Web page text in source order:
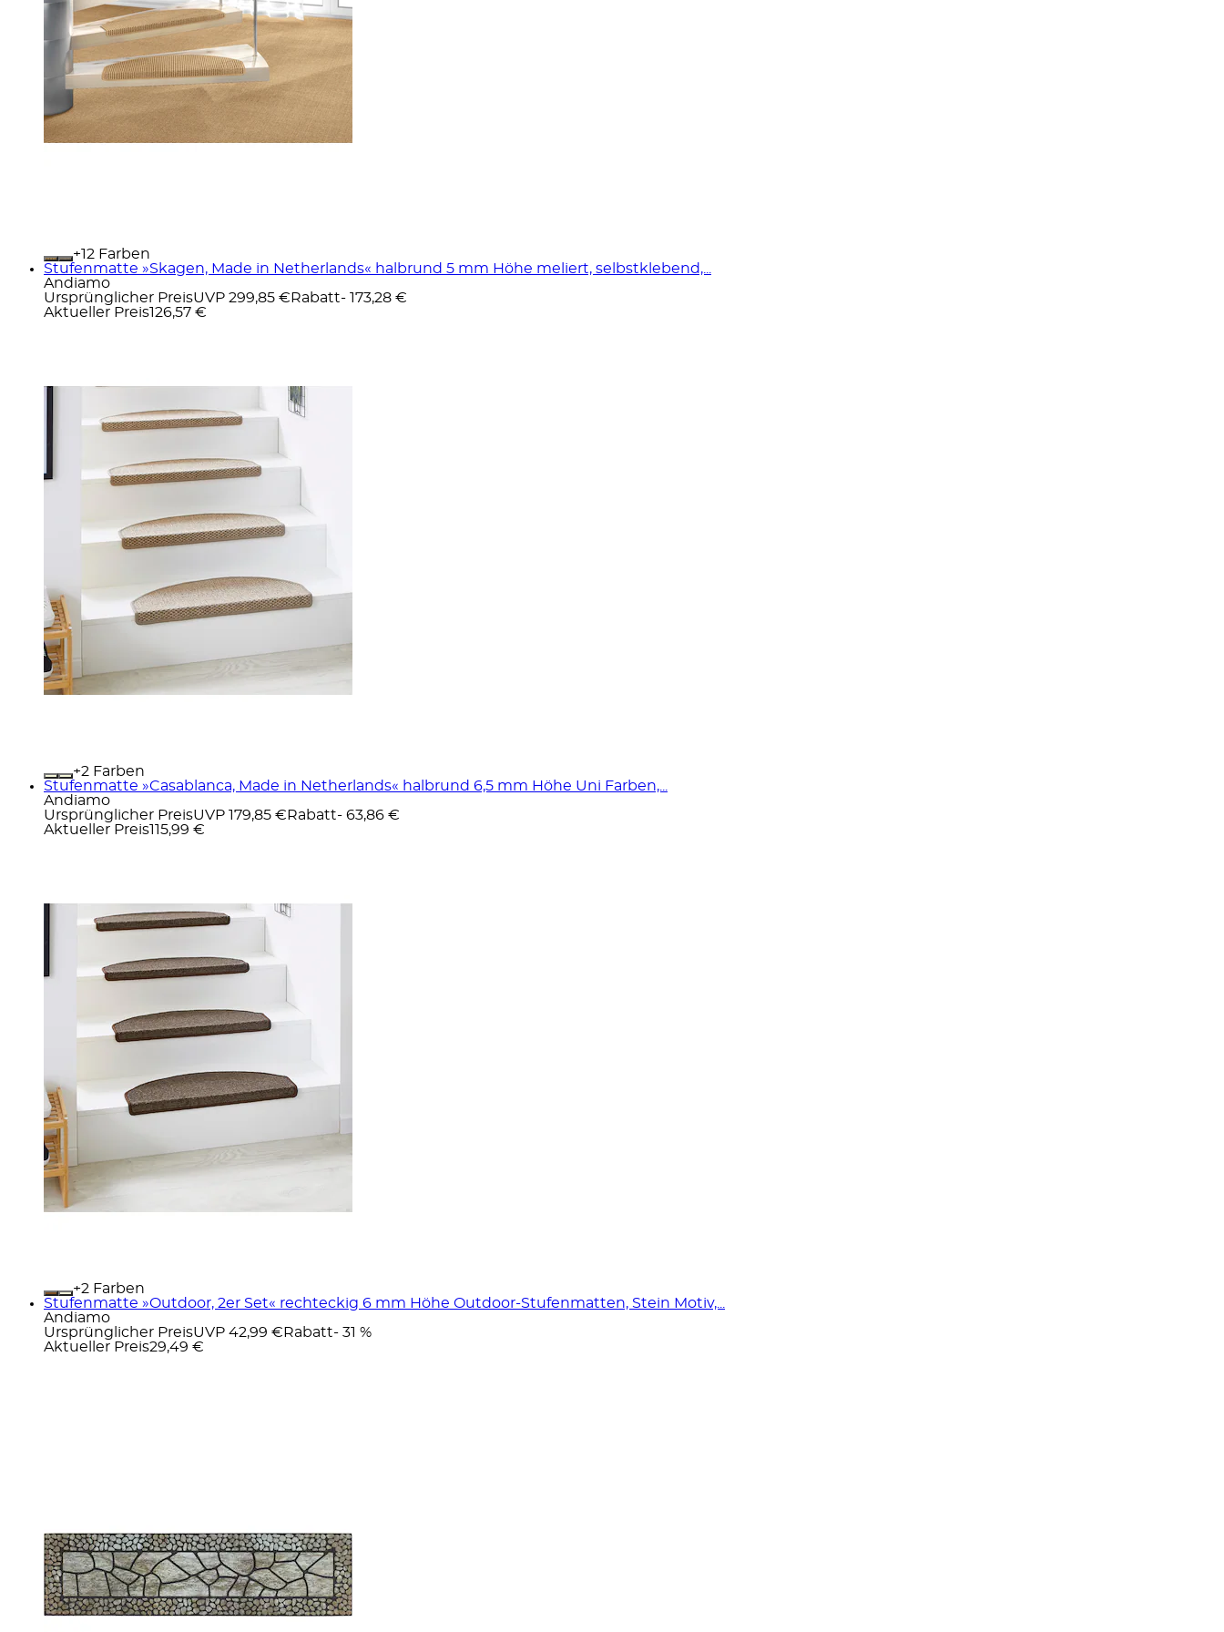
+
Farben
Stufenmatte »Skagen, Made in Netherlands« halbrund 5 mm Höhe meliert, selbstklebend,...
Andiamo
Ursprünglicher PreisUVP 299,85 € Rabatt- 173,28 €
Aktueller Preis126,57 €
+
Farben
Stufenmatte »Casablanca, Made in Netherlands« halbrund 6,5 mm Höhe Uni Farben,...
Andiamo
Ursprünglicher PreisUVP 179,85 € Rabatt- 63,86 €
Aktueller Preis115,99 €
+
Farben
Stufenmatte »Outdoor, 2er Set« rechteckig 6 mm Höhe Outdoor-Stufenmatten, Stein Motiv,...
Andiamo
Ursprünglicher PreisUVP 42,99 € Rabatt- 31 %
Aktueller Preis29,49 €